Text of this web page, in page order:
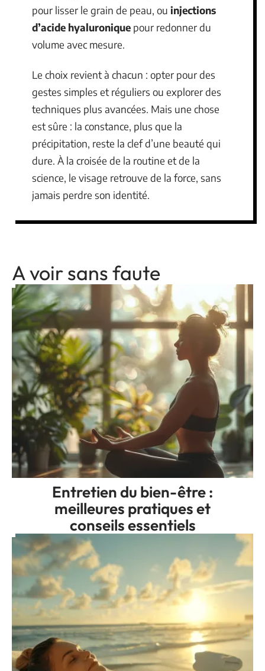
pour lisser le grain de peau, ou injections
d’acide hyaluronique pour redonner du
volume avec mesure.
Le choix revient à chacun : opter pour des
gestes simples et réguliers ou explorer des
techniques plus avancées. Mais une chose
est sûre : la constance, plus que la
précipitation, reste la clef d’une beauté qui
dure. À la croisée de la routine et de la
science, le visage retrouve de la force, sans
jamais perdre son identité.
A voir sans faute
Entretien du bien-être :
meilleures pratiques et
conseils essentiels